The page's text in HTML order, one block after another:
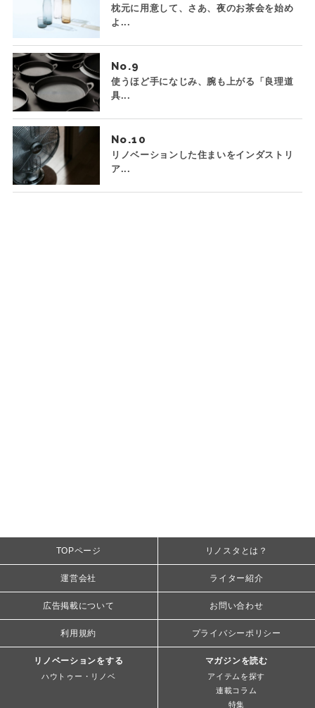
枕元に用意して、さあ、夜のお茶会を始め
よ...
No.
使うほど手になじみ、腕も上がる「良理道
具...
No.
リノベーションした住まいをインダストリ
ア...
TOPページ リノスタとは？
運営会社 ライター紹介
広告掲載について お問い合わせ
利用規約 プライバシーポリシー
リノベーションをする
ハウトゥー・リノベ
マガジンを読む
アイテムを探す
連載コラム
特集